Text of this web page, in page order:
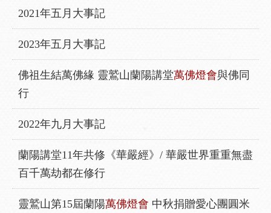
2021年五月大事記
2023年五月大事記
佛祖生結萬佛緣 靈鷲山蘭陽講堂萬佛燈會與佛同
行
2022年九月大事記
蘭陽講堂11年共修《華嚴經》/ 華嚴世界重重無盡
百千萬劫都在修行
靈鷲山第15屆蘭陽萬佛燈會 中秋捐贈愛心團圓米